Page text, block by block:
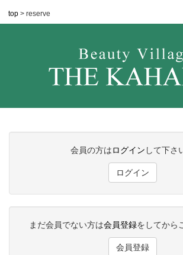
top > reserve
会員の方はログイン して下さ
ログイン
まだ会員でない方は会員登録をしてから
会員登録